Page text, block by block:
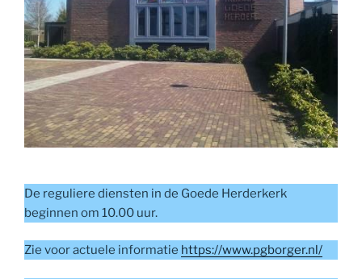
De reguliere diensten in de Goede Herderkerk
beginnen om 10.00 uur.
Zie voor actuele informatie https://www.pgborger.nl/